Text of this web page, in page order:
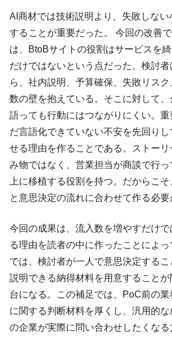
AI商材では技術説明より、失敗しな
することが重要だった。 今回の改善
は、BtoBサイトの役割はサービスを
だけではないという点だった。検討
ら、社内説明、予算確保、失敗リス
数の壁を抱えている。そこに対して
語っても行動にはつながりにくい。重
だ言語化できていない不安を先回り
せる理由を作ることである。ストー
み物ではなく、営業担当が商談で行
上に移植する役割を持つ。だからこ
と意思決定の流れに合わせて作る必要
今回の成果は、流入数を増やすだけ
る理由を読者の中に作ったことによ
では、検討者が一人で意思決定する
説明できる納得材料を用意すること
台になる。この補足では、PoC前の
に関する判断材料を厚くし、汎用的
の企業が実際に問い合わせしたくなる